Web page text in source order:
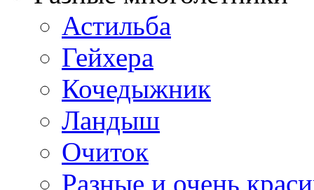
Астильба
Гейхера
Кочедыжник
Ландыш
Очиток
Разные и очень